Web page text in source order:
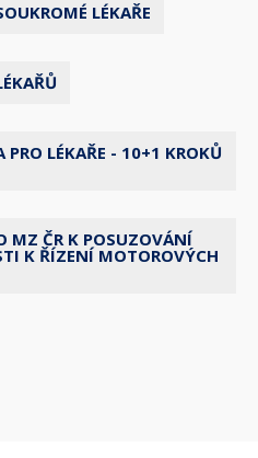
LÉKAŘE
PRO LÉKAŘE - 10+1 KROKŮ
MZ ČR K POSUZOVÁNÍ
K ŘÍZENÍ MOTOROVÝCH